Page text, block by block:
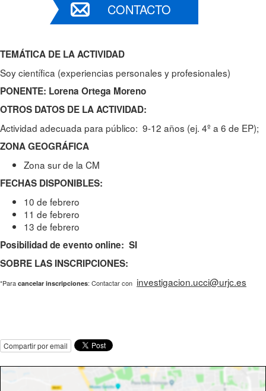
CONTACTO
TEMÁTICA DE LA ACTIVIDAD
Soy científica (experiencias personales y profesionales)
PONENTE: Lorena Ortega Moreno
OTROS DATOS DE LA ACTIVIDAD:
Actividad adecuada para público: 9-12 años (ej. 4º a 6 de EP);
ZONA GEOGRÁFICA
Zona sur de la CM
FECHAS DISPONIBLES:
10 de febrero
11 de febrero
13 de febrero
Posibilidad de evento online: SI
SOBRE LAS INSCRIPCIONES:
*Para cancelar inscripciones: Contactar con investigacion.ucci@urjc.es
Compartir por email